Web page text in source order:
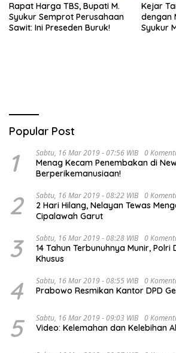
Rapat Harga TBS, Bupati M.
Syukur Semprot Perusahaan
Sawit: Ini Preseden Buruk!
Kejar
dengan
Syukur
Popular Post
1 Sabtu, 16 Mar 2019 - 07:56 WIB 0
Menag Kecam Penembakan di
Berperikemanusiaan!
2 Sabtu, 16 Mar 2019 - 08:22 WIB 0
2 Hari Hilang, Nelayan Tewas
Cipalawah Garut
3 Sabtu, 16 Mar 2019 - 08:28 WIB 0
14 Tahun Terbunuhnya Munir,
Khusus
4 Sabtu, 16 Mar 2019 - 08:55 WIB 0
Prabowo Resmikan Kantor DPD
5 Sabtu, 16 Mar 2019 - 09:03 WIB 0
Video: Kelemahan dan Kelebihan